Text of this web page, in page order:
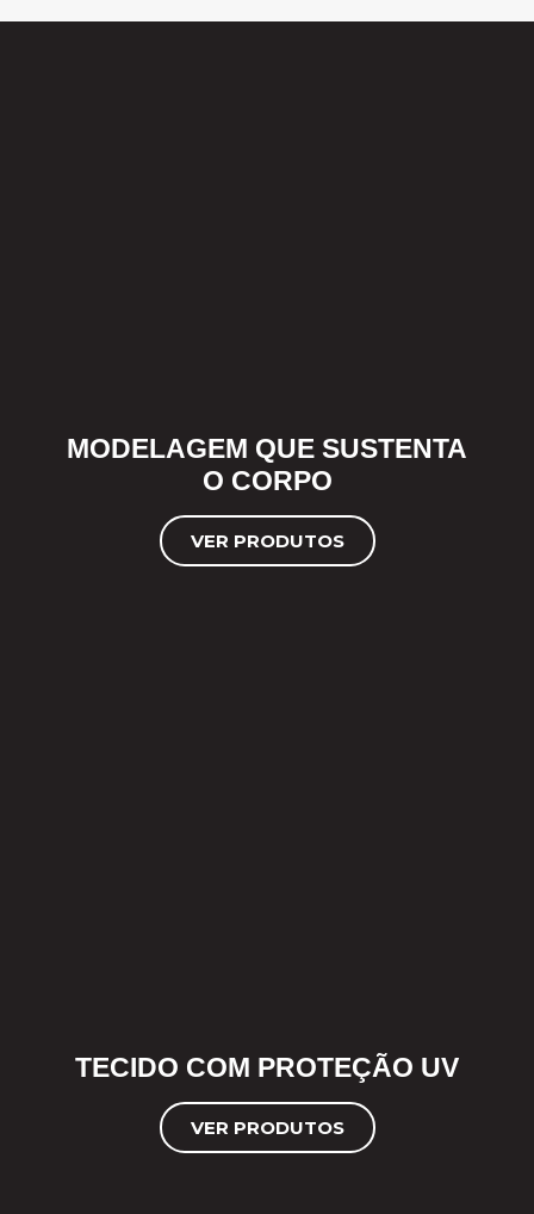
MODELAGEM QUE SUSTENTA
O CORPO
VER PRODUTOS
TECIDO COM PROTEÇÃO UV
VER PRODUTOS